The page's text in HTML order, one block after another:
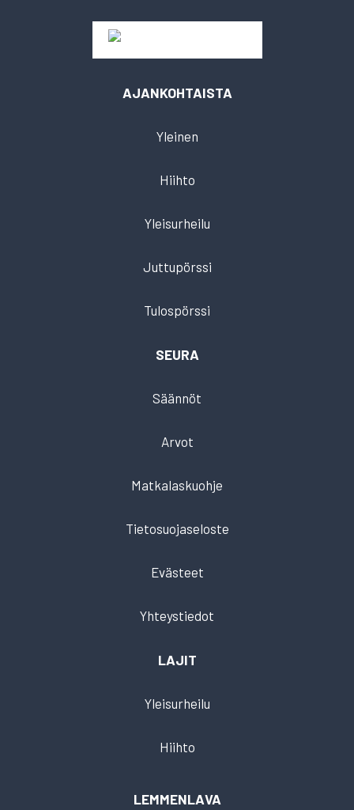
AJANKOHTAISTA
Yleinen
Hiihto
Yleisurheilu
Juttupörssi
Tulospörssi
SEURA
Säännöt
Arvot
Matkalaskuohje
Tietosuojaseloste
Evästeet
Yhteystiedot
LAJIT
Yleisurheilu
Hiihto
LEMMENLAVA